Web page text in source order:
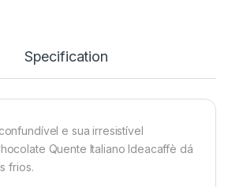
Specification
e sua irresistível
Quente Italiano Ideacaffè dá
frios.